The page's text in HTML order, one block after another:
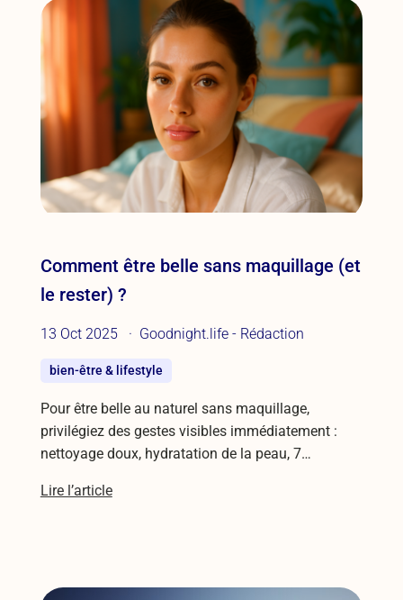
Comment être belle sans maquillage (et
le rester) ?
13 Oct 2025 Goodnight.life - Rédaction
bien-être & lifestyle
Pour être belle au naturel sans maquillage,
privilégiez des gestes visibles immédiatement :
nettoyage doux, hydratation de la peau, 7…
Lire l’article